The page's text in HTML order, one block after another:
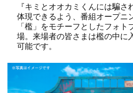
『キミとオオカミくんには騙さ
体現できるよう、番組オープ
「檻」をモチーフとしたフォト
場。来場者の皆さまは檻の中
可能です。